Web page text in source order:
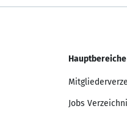
Hauptbereiche
Jobs